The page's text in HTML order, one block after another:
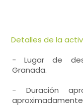
Detalles de la
- Lugar de
Granada.
- Duración